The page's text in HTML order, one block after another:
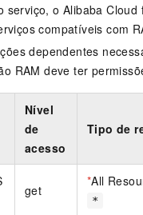
serviço, o Alibaba
compatíveis com
dependentes
RAM deve ter
Nível
de
acesso
Tipo de
get
*All
*